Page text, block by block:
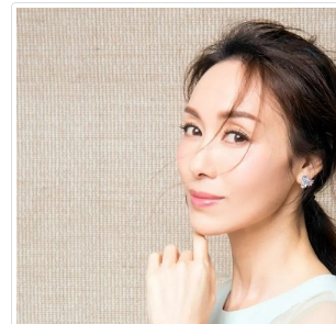
代言知识：明星代言资源对比|北京梦之星影视
明星代言： 找明星代言基本流程包括哪些?明
推荐阅读：2026年明星肖像代言费【8月实时